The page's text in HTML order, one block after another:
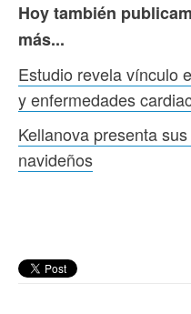
Hoy también
más...
Estudio revela vínculo
y enfermedades
Kellanova presenta
navideños